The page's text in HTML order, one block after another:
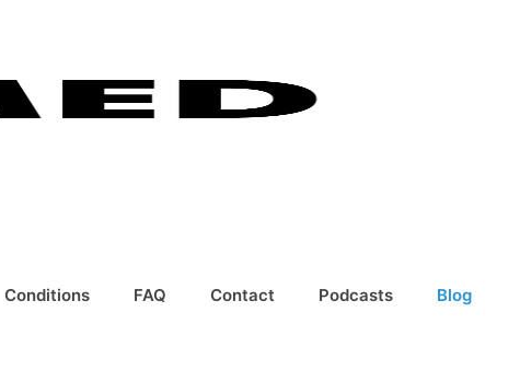
Conditions FAQ Contact Podcasts Blog